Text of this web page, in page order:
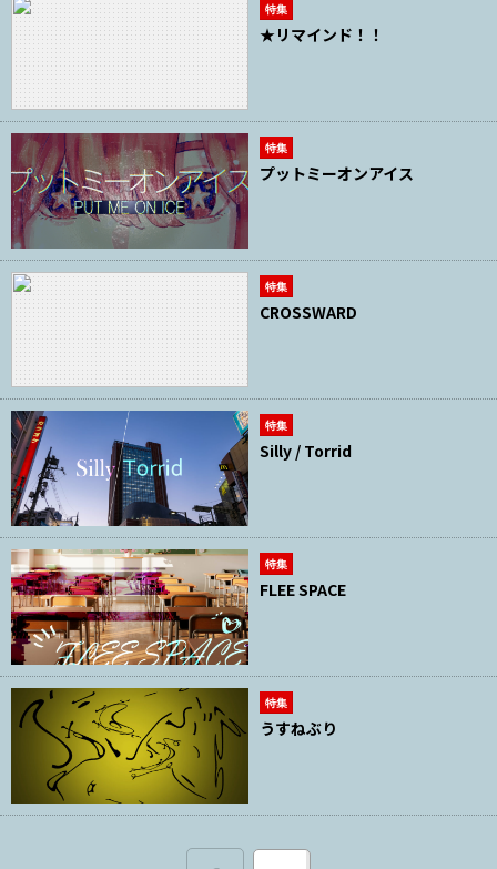
特集
★リマインド！！
特集
プットミーオンアイス
特集
CROSSWARD
特集
Silly / Torrid
特集
FLEE SPACE
特集
うすねぶり